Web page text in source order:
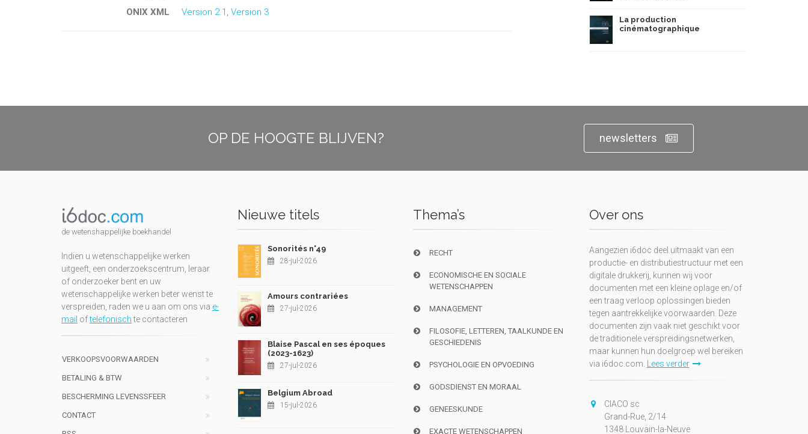
ONIX XML
Version 2.1 Version 3
La production
cinématographique
OP DE HOOGTE BLIJVEN? newsletters
de wetenshappelijke boekhandel
Indien u wetenschappelijke werken
uitgeeft, een onderzoekscentrum, leraar
of onderzoeker bent en uw
wetenschappelijke werken beter wenst te
verspreiden, raden we u aan om ons via e-
mail oftelefonischte contacteren
VERKOOPSVOORWAARDEN
BETALING & BTW
BESCHERMING LEVENSSFEER
CONTACT
Nieuwe titels
Sonorités n°49
28-jul-2026
Amours contrariées
27-jul-2026
Blaise Pascal en ses époques
(2023-1623)
27-jul-2026
Belgium Abroad
15-jul-2026
Thema’s
RECHT
ECONOMISCHE EN SOCIALE
WETENSCHAPPEN
MANAGEMENT
FILOSOFIE, LETTEREN, TAALKUNDE EN
GESCHIEDENIS
PSYCHOLOGIE EN OPVOEDING
GODSDIENST EN MORAAL
GENEESKUNDE
EXACTE WETENSCHAPPEN
Over ons
Aangezien i6doc deel uitmaakt van een
productie- en distributiestructuur met een
digitale drukkerij, kunnen wij voor
documenten met een kleine oplage en/of
een traag verloop oplossingen bieden
tegen aantrekkelijke voorwaarden. Deze
documenten zijn vaak niet geschikt voor
de traditionele verspreidingsnetwerken,
maar kunnen hun doelgroep wel bereiken
via i6doc.com. Lees verder
CIACO sc
Grand-Rue, 2/14
1348 Louvain-la-Neuve